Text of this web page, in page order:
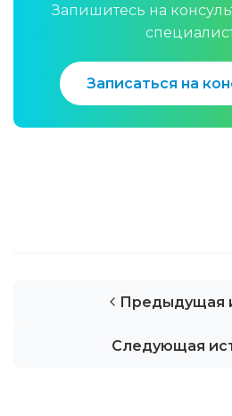
Запишитесь на
Записаться на
Предыдущая
Следующая